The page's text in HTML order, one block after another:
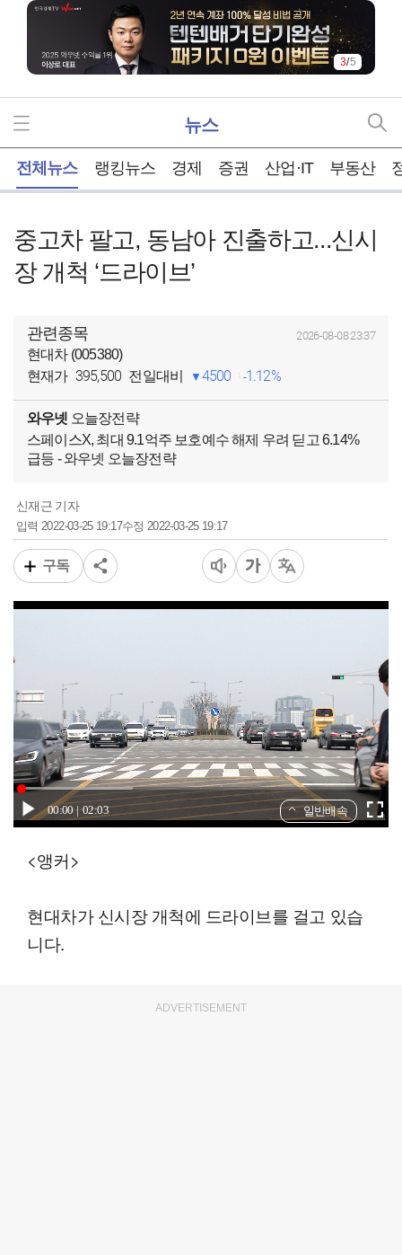
3/5
뉴스
전체뉴스 랭킹뉴스 경제 증권 산업·IT 부동산
중고차 팔고, 동남아 진출하고...신시
장 개척 ‘드라이브’
관련종목 2026-08-08 23:37
현대차 (005380)
현재가 395,500 전일대비 4500 1.12%
와우넷 오늘장전략
스페이스X, 최대 9.1억주 보호예수 해제 우려 딛고 6.14%
급등 - 와우넷 오늘장전략
신재근 기자
입력2022-03-25 19:17수정 2022-03-25 19:17
구독
00:00 02:03 일반배속
<앵커>
현대차가 신시장 개척에 드라이브를 걸고 있습
니다.
ADVERTISEMENT